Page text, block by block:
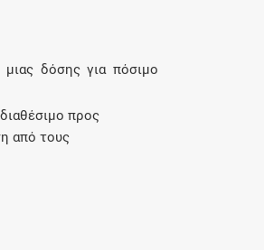
μιας δόσης για πόσιμο
προς
από τους